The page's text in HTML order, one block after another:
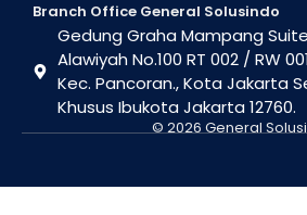
Branch Office General Solusindo
Gedung Graha Mampang Suite
Alawiyah No.100 RT 002 / RW
Kec. Pancoran., Kota Jakarta
Khusus Ibukota Jakarta 12760.
© 2026 General